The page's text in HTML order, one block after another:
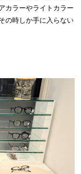
カラーやライトカラー
の時しか手に入らない